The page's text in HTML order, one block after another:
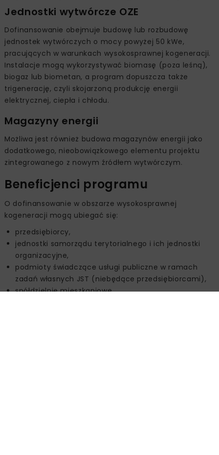
Jednostki wytwórcze OZE
Dofinansowanie obejmuje budowę lub rozbudowę
jednostek wytwórczych o mocy powyżej 50 kWe,
pracujących w warunkach wysokosprawnej kogeneracji.
Instalacje mogą wykorzystywać biomasę (poza leśną),
biogaz lub biometan, a program dopuszcza także
trigenerację, czyli skojarzoną produkcję energii
elektrycznej, ciepła i chłodu.
Magazyny energii
Możliwa jest również budowa magazynów energii jako
dodatkowego, nieobowiązkowego elementu projektu
zintegrowanego z nowym źródłem wytwórczym.
Beneficjenci programu
O dofinansowanie w obszarze wysokosprawnej
kogeneracji mogą ubiegać się:
przedsiębiorcy,
jednostki samorządu terytorialnego i ich jednostki
organizacyjne,
podmioty świadczące usługi publiczne w ramach
zadań własnych JST (niebędące przedsiębiorcami),
spółdzielnie mieszkaniowe.